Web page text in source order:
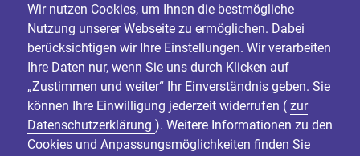
Wir nutzen Cookies, um Ihnen die bestmögliche
Nutzung unserer Webseite zu ermöglichen. Dabei
berücksichtigen wir Ihre Einstellungen. Wir verarbeiten
Ihre Daten nur, wenn Sie uns durch Klicken auf
„Zustimmen und weiter“ Ihr Einverständnis geben. Sie
können Ihre Einwilligung jederzeit widerrufen ( zur
Datenschutzerklärung ). Weitere Informationen zu den
Cookies und Anpassungsmöglichkeiten finden Sie